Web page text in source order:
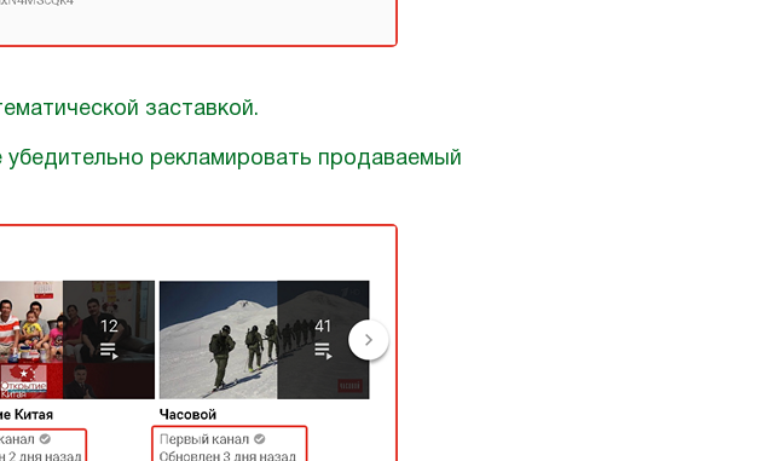
заставкой.
рекламировать продаваемый